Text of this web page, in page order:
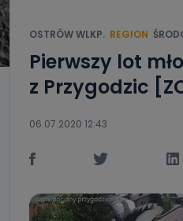
OSTRÓW WLKP. REGION
Pierwszy lot
z Przygodzic
06.07.2020 12:43